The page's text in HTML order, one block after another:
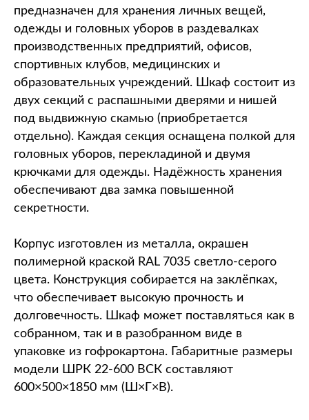
предназначен для хранения личных вещей,
одежды и головных уборов в раздевалках
производственных предприятий, офисов,
спортивных клубов, медицинских и
образовательных учреждений. Шкаф состоит из
двух секций с распашными дверями и нишей
под выдвижную скамью (приобретается
отдельно). Каждая секция оснащена полкой для
головных уборов, перекладиной и двумя
крючками для одежды. Надёжность хранения
обеспечивают два замка повышенной
секретности.
Корпус изготовлен из металла, окрашен
полимерной краской RAL 7035 светло-серого
цвета. Конструкция собирается на заклёпках,
что обеспечивает высокую прочность и
долговечность. Шкаф может поставляться как в
собранном, так и в разобранном виде в
упаковке из гофрокартона. Габаритные размеры
модели ШРК 22-600 ВСК составляют
600×500×1850 мм (Ш×Г×В).